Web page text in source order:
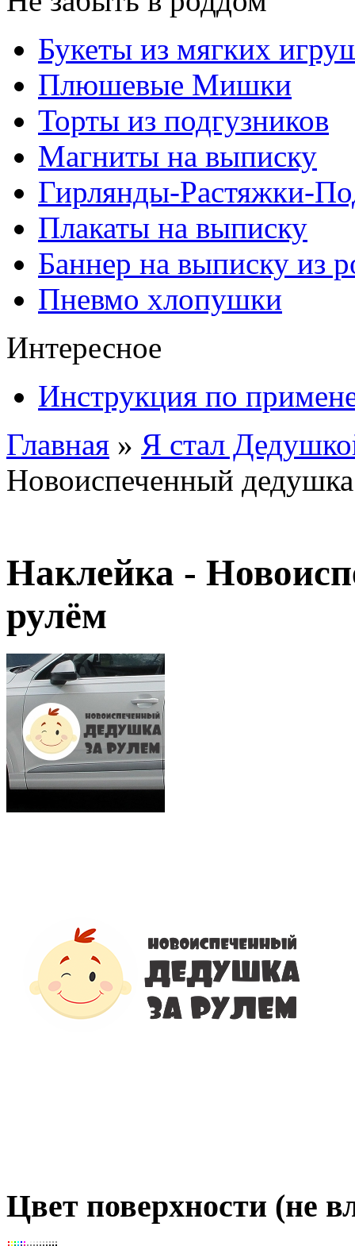
Букеты из мягких
Плюшевые Мишки
Торты из подгузников
Магниты на выписку
Гирлянды-Растяжки-
Плакаты на выписку
Баннер на выписку из
Пневмо хлопушки
Интересное
Инструкция по
Главная » Я стал
Новоиспеченный
Наклейка -
рулём
Цвет поверхности (не